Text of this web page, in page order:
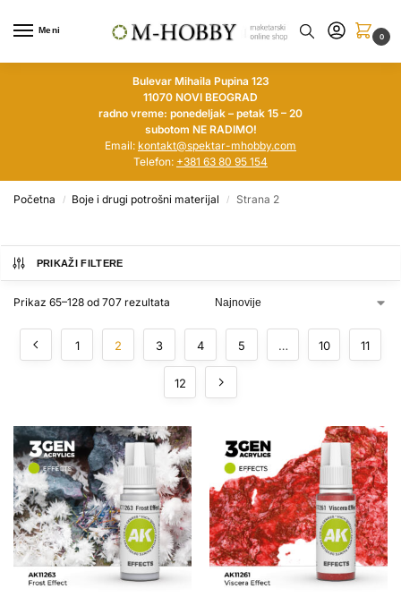
Meni
0
Bulevar Mihaila Pupina 123
11070 NOVI BEOGRAD
radno vreme: ponedeljak – petak 15 – 20
subotom NE RADIMO!
Email: kontakt@spektar-mhobby.com
Telefon: +381 63 80 95 154
Početna / Boje i drugi potrošni materijal / Strana 2
PRIKAŽI FILTERE
Prikaz 65–128 od 707 rezultata
1 2 3 4 5 … 10 11
12